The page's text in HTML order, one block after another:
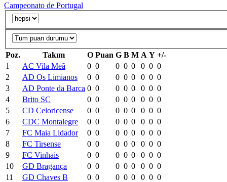
Campeonato de Portugal
Poz. Takım O Puan G B M A Y +/-
1
AC Vila Meã 0 0 0 0 0 0 0 0
2
AD Os Limianos 0 0 0 0 0 0 0 0
3
AD Ponte da Barca 0 0 0 0 0 0 0 0
4
Brito SC 0 0 0 0 0 0 0 0
5
CD Celoricense 0 0 0 0 0 0 0 0
6
CDC Montalegre 0 0 0 0 0 0 0 0
7
FC Maia Lidador 0 0 0 0 0 0 0 0
8
FC Tirsense 0 0 0 0 0 0 0 0
9
FC Vinhais 0 0 0 0 0 0 0 0
10
GD Bragança 0 0 0 0 0 0 0 0
11
GD Chaves B 0 0 0 0 0 0 0 0